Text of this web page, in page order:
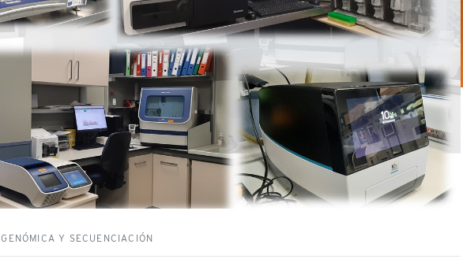
GENÓMICA Y SECUENCIACIÓN